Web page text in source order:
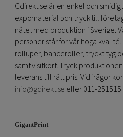
Gdirekt.se är en enkel och
expomaterial och tryck till
nätet med produktion i Sverige.
personer står för vår höga
rolluper, banderoller, tryckt tyg
samt visitkort. Tryck
leverans till rätt pris. Vid frågor
info@gdirekt.se eller 011-251515
GigantPrint